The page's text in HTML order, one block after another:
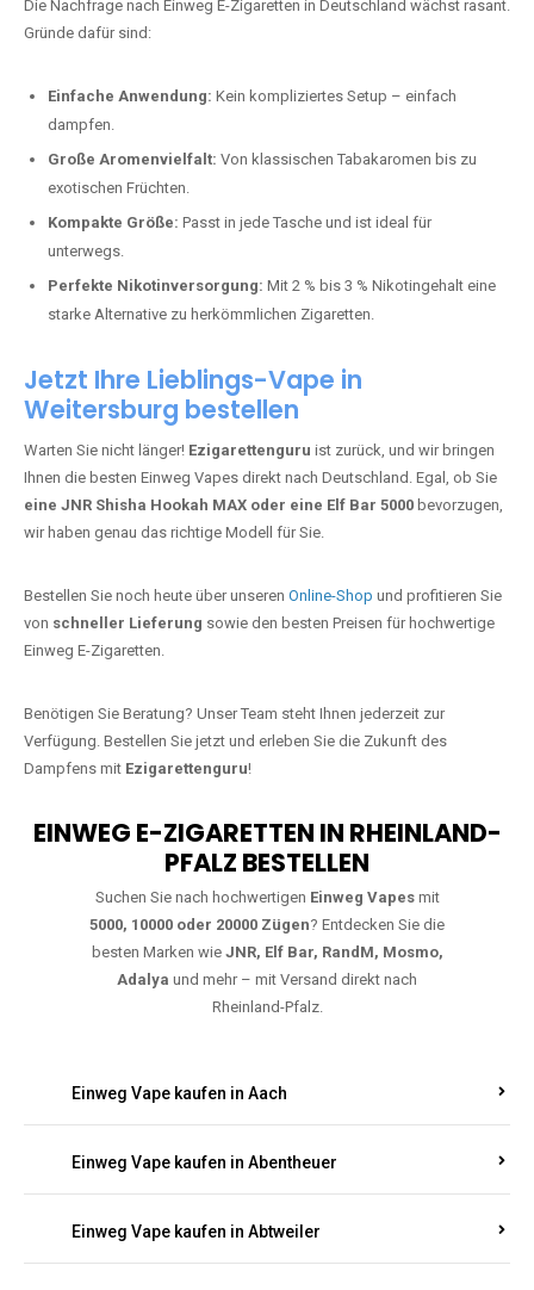
Die Nachfrage nach Einweg E-Zigaretten in Deutschland wächst rasant.
Gründe dafür sind:
Einfache Anwendung: Kein kompliziertes Setup – einfach
dampfen.
Große Aromenvielfalt: Von klassischen Tabakaromen bis zu
exotischen Früchten.
Kompakte Größe: Passt in jede Tasche und ist ideal für
unterwegs.
Perfekte Nikotinversorgung: Mit 2 % bis 3 % Nikotingehalt eine
starke Alternative zu herkömmlichen Zigaretten.
Jetzt Ihre Lieblings-Vape in
Weitersburg bestellen
Warten Sie nicht länger! Ezigarettenguru ist zurück, und wir bringen
Ihnen die besten Einweg Vapes direkt nach Deutschland. Egal, ob Sie
eine JNR Shisha Hookah MAX oder eine Elf Bar 5000 bevorzugen,
wir haben genau das richtige Modell für Sie.
Bestellen Sie noch heute über unseren Online-Shop und profitieren Sie
von schneller Lieferung sowie den besten Preisen für hochwertige
Einweg E-Zigaretten.
Benötigen Sie Beratung? Unser Team steht Ihnen jederzeit zur
Verfügung. Bestellen Sie jetzt und erleben Sie die Zukunft des
Dampfens mit Ezigarettenguru!
EINWEG E-ZIGARETTEN IN RHEINLAND-
PFALZ BESTELLEN
Suchen Sie nach hochwertigen Einweg Vapesmit
5000, 10000 oder 20000 Zügen ? Entdecken Sie die
besten Marken wie JNR, Elf Bar, RandM, Mosmo,
Adalya und mehr – mit Versand direkt nach
Rheinland-Pfalz.
Einweg Vape kaufen in Aach
Einweg Vape kaufen in Abentheuer
Einweg Vape kaufen in Abtweiler